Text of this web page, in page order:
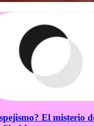
El misterio